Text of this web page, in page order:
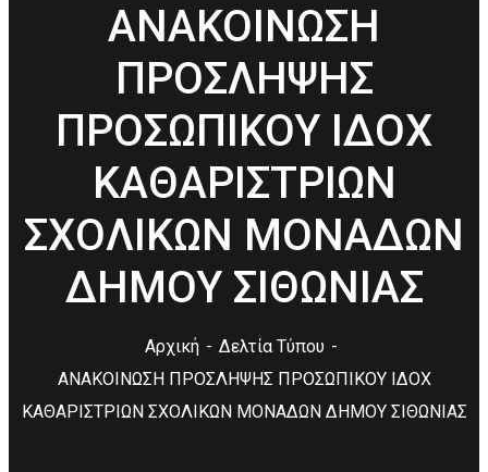
ΑΝΑΚΟΙΝΩΣΗ
ΠΡΟΣΛΗΨΗΣ
ΠΡΟΣΩΠΙΚΟΥ ΙΔΟΧ
ΚΑΘΑΡΙΣΤΡΙΩΝ
ΣΧΟΛΙΚΩΝ ΜΟΝΑΔΩΝ
ΔΗΜΟΥ ΣΙΘΩΝΙΑΣ
Αρχική
Δελτία Τύπου
ΑΝΑΚΟΙΝΩΣΗ ΠΡΟΣΛΗΨΗΣ ΠΡΟΣΩΠΙΚΟΥ ΙΔΟΧ
ΚΑΘΑΡΙΣΤΡΙΩΝ ΣΧΟΛΙΚΩΝ ΜΟΝΑΔΩΝ ΔΗΜΟΥ ΣΙΘΩΝΙΑΣ